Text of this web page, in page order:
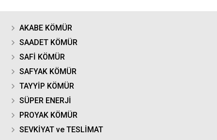
AKABE KÖMÜR
SAADET KÖMÜR
SAFİ KÖMÜR
SAFYAK KÖMÜR
TAYYİP KÖMÜR
SÜPER ENERJİ
PROYAK KÖMÜR
SEVKİYAT ve TESLİMAT